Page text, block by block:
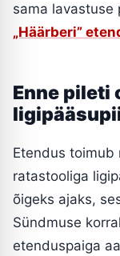
sama lavastuse
„Häärberi”
Enne pileti
Etendus toimub
ratastooliga
õigeks ajaks,
Sündmuse
etenduspaiga